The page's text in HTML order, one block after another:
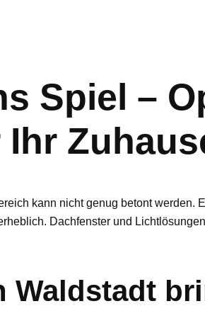
Spiel –
kann nicht genug betont werden.
Dachfenster und
Waldstadt